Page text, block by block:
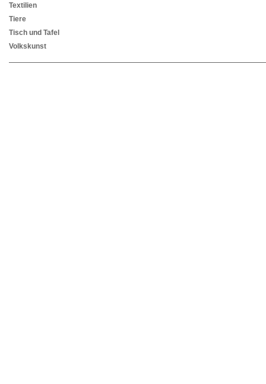
Textilien
Tiere
Tisch und Tafel
Volkskunst